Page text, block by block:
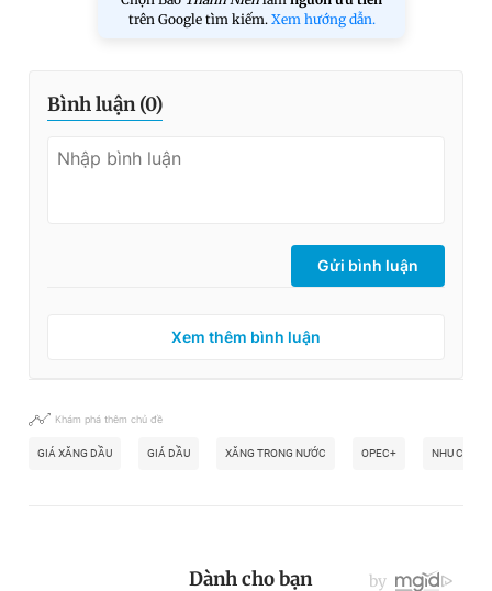
trên Google tìm kiếm. Xem hướng dẫn.
Bình luận (0)
Gửi bình luận
Xem thêm bình luận
Khám phá thêm chủ đề
GIÁ XĂNG DẦU GIÁ DẦU XĂNG TRONG NƯỚC OPEC+ NHU CẦU